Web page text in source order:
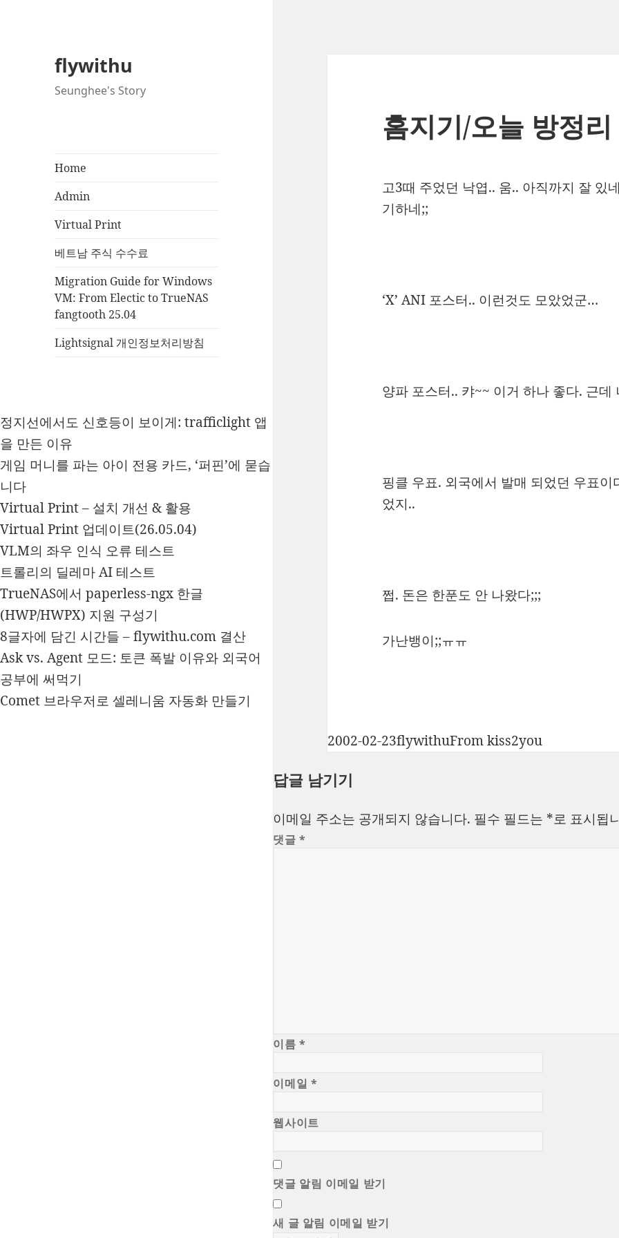
flywithu
Seunghee's Story
Home
Admin
Virtual Print
베트남 주식 수수료
Migration Guide for Windows
VM: From Electic to TrueNAS
fangtooth 25.04
Lightsignal 개인정보처리방침
정지선에서도 신호등이 보이게: trafficlight 앱
을 만든 이유
게임 머니를 파는 아이 전용 카드, ‘퍼핀’에 묻습
니다
Virtual Print – 설치 개선 & 활용
Virtual Print 업데이트(26.05.04)
VLM의 좌우 인식 오류 테스트
트롤리의 딜레마 AI 테스트
TrueNAS에서 paperless-ngx 한글
(HWP/HWPX) 지원 구성기
8글자에 담긴 시간들 – flywithu.com 결산
Ask vs. Agent 모드: 토큰 폭발 이유와 외국어
공부에 써먹기
Comet 브라우저로 셀레니움 자동화 만들기
홈지기/오늘 방정
고3때 주었던 낙엽.. 움.. 아직까지 잘 있
기하네;;
‘X’ ANI 포스터.. 이런것도 모았었군…
양파 포스터.. 캬~~ 이거 하나 좋다. 근데
핑클 우표. 외국에서 발매 되었던 우표
었지..
쩝. 돈은 한푼도 안 나왔다;;;
가난뱅이;;ㅠㅠ
작
일
2002-02-23글
flywithu카
From kiss2you
답글 남기기
이메일 주소는 공개되지 않습니다. 필수 필드는 *로 표시됩
댓글*
이름*
이메일 *
웹사이트
댓글 알림 이메일 받기
새 글 알림 이메일 받기